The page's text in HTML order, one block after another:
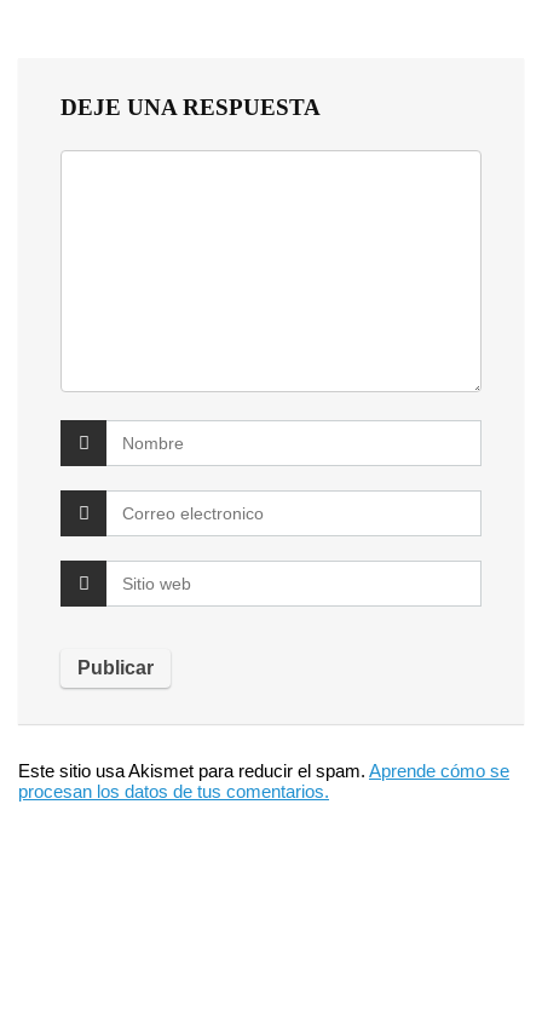
DEJE UNA RESPUESTA
Este sitio usa Akismet para reducir el spam. Aprende cómo se
procesan los datos de tus comentarios.